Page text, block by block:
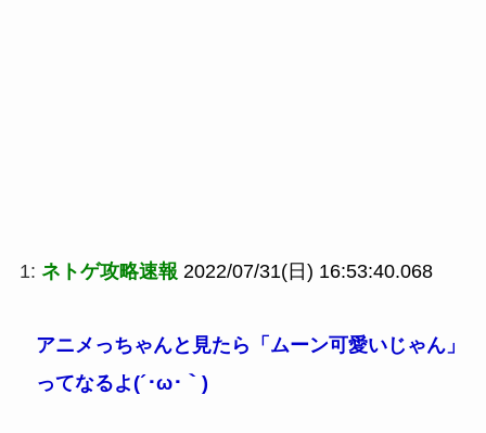
1: ネトゲ攻略速報 2022/07/31(日) 16:53:40.068
アニメっちゃんと見たら「ムーン可愛いじゃん」
ってなるよ(´･ω･｀)